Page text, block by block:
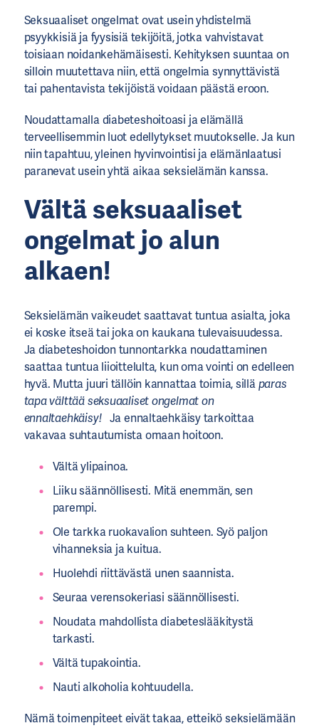
Seksuaaliset ongelmat ovat usein yhdistelmä
psyykkisiä ja fyysisiä tekijöitä, jotka vahvistavat
toisiaan noidankehämäisesti. Kehityksen suuntaa on
silloin muutettava niin, että ongelmia synnyttävistä
tai pahentavista tekijöistä voidaan päästä eroon.
Noudattamalla diabeteshoitoasi ja elämällä
terveellisemmin luot edellytykset muutokselle. Ja kun
niin tapahtuu, yleinen hyvinvointisi ja elämänlaatusi
paranevat usein yhtä aikaa seksielämän kanssa.
Vältä seksuaaliset
ongelmat jo alun
alkaen!
Seksielämän vaikeudet saattavat tuntua asialta, joka
ei koske itseä tai joka on kaukana tulevaisuudessa.
Ja diabeteshoidon tunnontarkka noudattaminen
saattaa tuntua liioittelulta, kun oma vointi on edelleen
hyvä. Mutta juuri tällöin kannattaa toimia, silläparas
tapa välttää seksuaaliset ongelmat on
ennaltaehkäisy! Ja ennaltaehkäisy tarkoittaa
vakavaa suhtautumista omaan hoitoon.
Vältä ylipainoa.
Liiku säännöllisesti. Mitä enemmän, sen
parempi.
Ole tarkka ruokavalion suhteen. Syö paljon
vihanneksia ja kuitua.
Huolehdi riittävästä unen saannista.
Seuraa verensokeriasi säännöllisesti.
Noudata mahdollista diabeteslääkitystä
tarkasti.
Vältä tupakointia.
Nauti alkoholia kohtuudella.
Nämä toimenpiteet eivät takaa, etteikö seksielämään